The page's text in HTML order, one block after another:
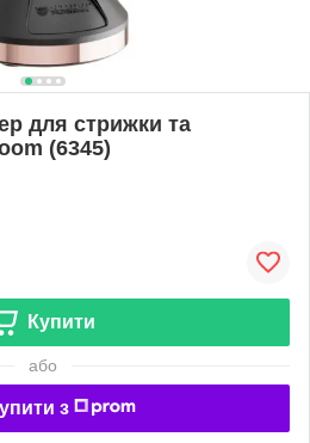
для стрижки та
(6345)
Купити
або
з